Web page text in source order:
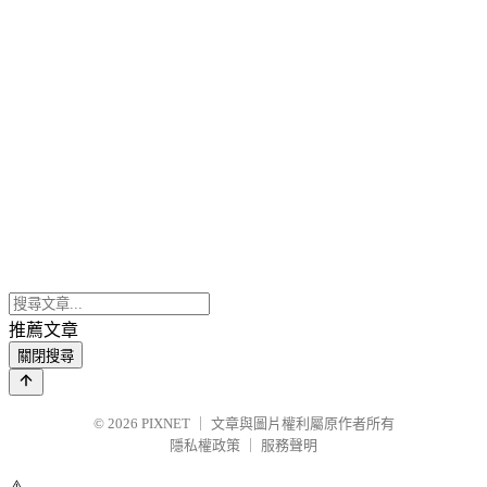
推薦文章
關閉搜尋
© 2026 PIXNET
文章與圖片權利屬原作者所有
隱私權政策
服務聲明